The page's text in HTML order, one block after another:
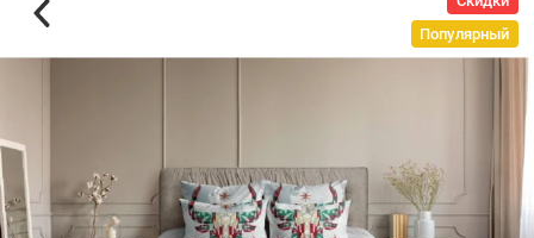
Популярный